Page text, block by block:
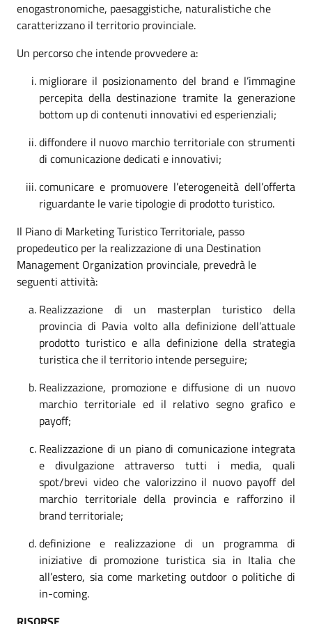
enogastronomiche, paesaggistiche, naturalistiche che
caratterizzano il territorio provinciale.
Un percorso che intende provvedere a:
migliorare il posizionamento del brand e l’immagine
percepita della destinazione tramite la generazione
bottom up di contenuti innovativi ed esperienziali;
diffondere il nuovo marchio territoriale con strumenti
di comunicazione dedicati e innovativi;
comunicare e promuovere l’eterogeneità dell’offerta
riguardante le varie tipologie di prodotto turistico.
Il Piano di Marketing Turistico Territoriale, passo
propedeutico per la realizzazione di una Destination
Management Organization provinciale, prevedrà le
seguenti attività:
Realizzazione di un masterplan turistico della
provincia di Pavia volto alla definizione dell’attuale
prodotto turistico e alla definizione della strategia
turistica che il territorio intende perseguire;
Realizzazione, promozione e diffusione di un nuovo
marchio territoriale ed il relativo segno grafico e
payoff;
Realizzazione di un piano di comunicazione integrata
e divulgazione attraverso tutti i media, quali
spot/brevi video che valorizzino il nuovo payoff del
marchio territoriale della provincia e rafforzino il
brand territoriale;
definizione e realizzazione di un programma di
iniziative di promozione turistica sia in Italia che
all’estero, sia come marketing outdoor o politiche di
in-coming.